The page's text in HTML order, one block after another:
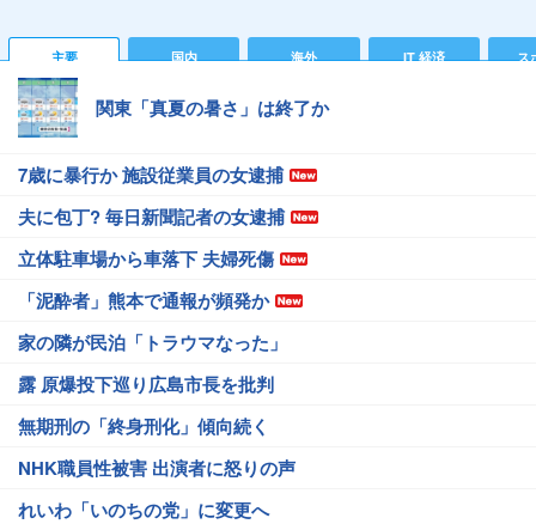
主要 国内 海外 IT 経済 ス
関東「真夏の暑さ」は終了か
7歳に暴行か 施設従業員の女逮捕
夫に包丁? 毎日新聞記者の女逮捕
立体駐車場から車落下 夫婦死傷
「泥酔者」熊本で通報が頻発か
家の隣が民泊「トラウマなった」
露 原爆投下巡り広島市長を批判
無期刑の「終身刑化」傾向続く
NHK職員性被害 出演者に怒りの声
れいわ「いのちの党」に変更へ